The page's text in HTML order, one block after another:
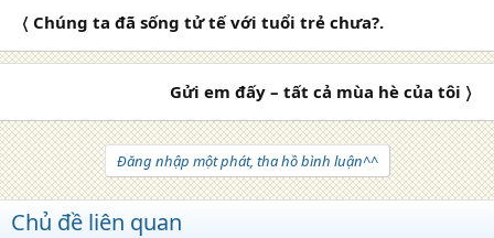
o
〈 Chúng ta đã sống tử tế với tuổi trẻ chưa?.
Gửi em đấy – tất cả mùa hè của tôi 〉
Đăng nhập một phát, tha hồ bình luận^^
Chủ đề liên quan